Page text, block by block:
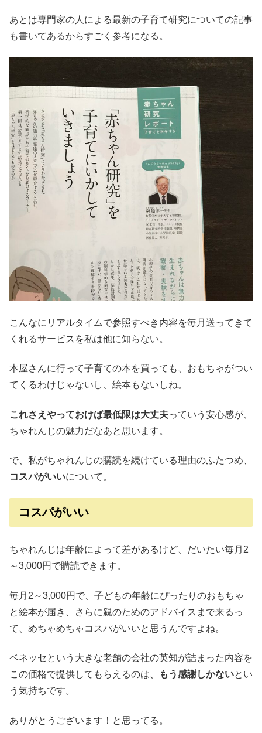
あとは専門家の人による最新の子育て研究についての記事
も書いてあるからすごく参考になる。
こんなにリアルタイムで参照すべき内容を毎月送ってきて
くれるサービスを私は他に知らない。
本屋さんに行って子育ての本を買っても、おもちゃがつい
てくるわけじゃないし、絵本もないしね。
これさえやっておけば最低限は大丈夫っていう安心感が、
ちゃれんじの魅力だなあと思います。
で、私がちゃれんじの購読を続けている理由のふたつめ、
コスパがいいについて。
コスパがいい
ちゃれんじは年齢によって差があるけど、だいたい毎月2
～3,000円で購読できます。
毎月2～3,000円で、子どもの年齢にぴったりのおもちゃ
と絵本が届き、さらに親のためのアドバイスまで来るっ
て、めちゃめちゃコスパがいいと思うんですよね。
ベネッセという大きな老舗の会社の英知が詰まった内容を
この価格で提供してもらえるのは、
もう感謝しかないとい
う気持ちです。
ありがとうございます！と思ってる。